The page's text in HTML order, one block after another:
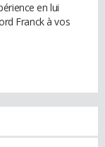
en lui
Franck à vos